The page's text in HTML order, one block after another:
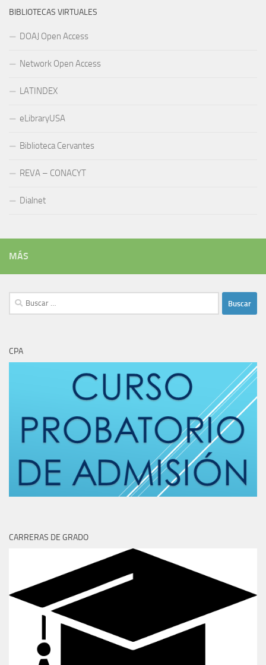
BIBLIOTECAS VIRTUALES
DOAJ Open Access
Network Open Access
LATINDEX
eLibraryUSA
Biblioteca Cervantes
REVA – CONACYT
Dialnet
MÁS
Buscar:
CPA
CARRERAS DE GRADO